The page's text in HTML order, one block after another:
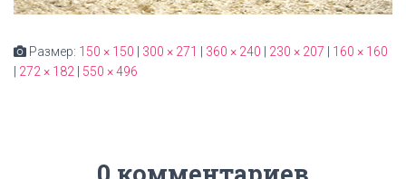
Размер: 150 × 150 300 × 271 360 × 240 230 × 207
160 × 160
272 × 182 550 × 496